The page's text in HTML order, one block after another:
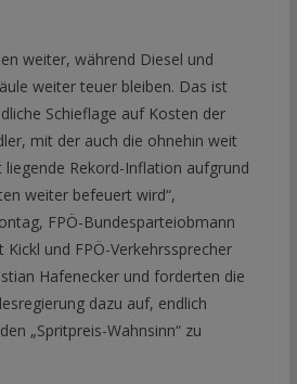
weiter, während Diesel und
weiter teuer bleiben. Das ist
Schieflage auf Kosten der
mit der auch die ohnehin weit
liegende Rekord-Inflation aufgrund
weiter befeuert wird“,
FPÖ-Bundesparteiobmann
und FPÖ-Verkehrssprecher
Hafenecker und forderten die
dazu auf, endlich
„Spritpreis-Wahnsinn“ zu